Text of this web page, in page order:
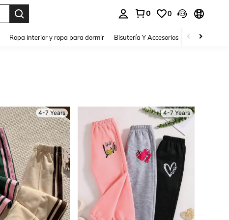
0 0
Ropa interior y ropa para dormir Bisutería Y Accesorios Zapatos
4-7 Years 4-7 Years